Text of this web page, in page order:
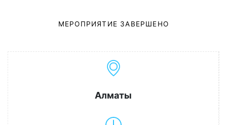
МЕРОПРИЯТИЕ ЗАВЕРШЕНО
Алматы